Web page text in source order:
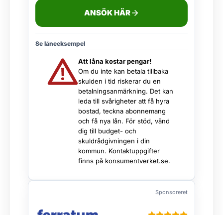
ANSÖK HÄR
Se låneeksempel
Att låna kostar pengar!
Om du inte kan betala tillbaka
skulden i tid riskerar du en
betalningsanmärkning. Det kan
leda till svårigheter att få hyra
bostad, teckna abonnemang
och få nya lån. För stöd, vänd
dig till budget- och
skuldrådgivningen i din
kommun. Kontaktuppgifter
finns på konsumentverket.se.
Sponsoreret